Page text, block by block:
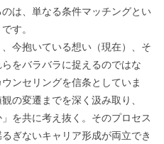
は、単なる条件マッチングとい
す。
今抱いている想い（現在）、そ
をバラバラに捉えるのではな
ンセリングを信条としていま
の変遷までを深く汲み取り、
を共に考え抜く。そのプロセス
ぎないキャリア形成が両立でき